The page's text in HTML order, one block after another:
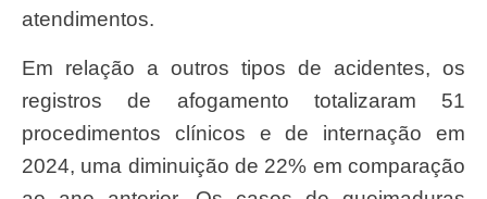
atendimentos.
Em relação a outros tipos de acidentes, os
registros de afogamento totalizaram 51
procedimentos clínicos e de internação em
2024, uma diminuição de 22% em comparação